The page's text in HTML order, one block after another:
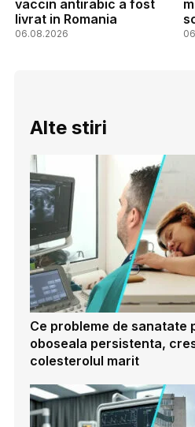
vaccin antirabic a fost
livrat in Romania
06.08.2026
Alte stiri
Ce probleme de sanatate
oboseala persistenta,
colesterolul marit